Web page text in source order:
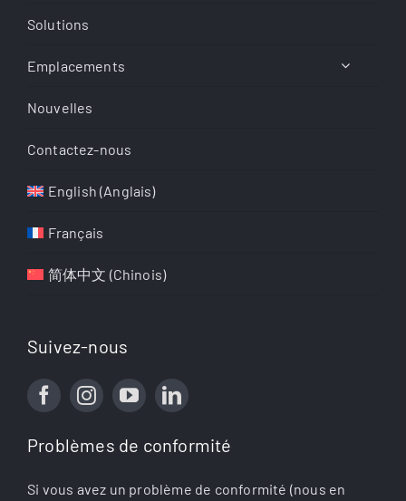
Solutions
Emplacements
Nouvelles
Contactez-nous
English (Anglais)
Français
简体中文 (Chinois)
Suivez-nous
Problèmes de conformité
Si vous avez un problème de conformité (nous en